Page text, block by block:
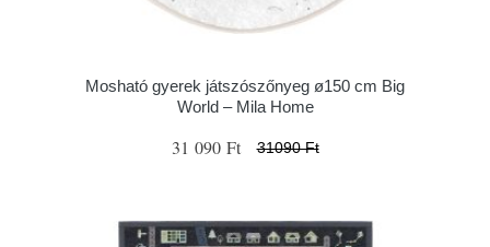
Mosható gyerek játszószőnyeg ø150 cm Big
World – Mila Home
31 090 Ft 31090 Ft